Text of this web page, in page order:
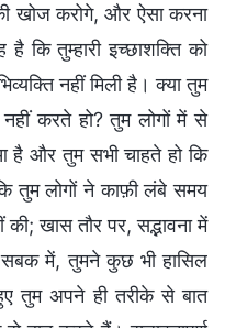
की खोज करोगे, और ऐसा करना
कि तुम्हारी इच्छाशक्ति को
नहीं मिली है। क्या तुम
करते हो? तुम लोगों में से
और तुम सभी चाहते हो कि
तुम लोगों ने काफ़ी लंबे समय
खास तौर पर, सद्भावना में
में, तुमने कुछ भी हासिल
तुम अपने ही तरीके से बात